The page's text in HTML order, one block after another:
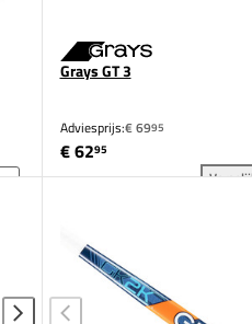
Grays GT 3
Adviesprijs:€ 6995
€ 6295